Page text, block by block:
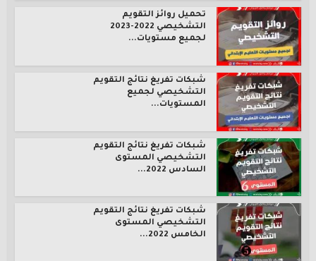
تحميل روائز التقويم
التشخيصي 2022-2023
لجميع مستويات...
شبكات تفريغ نتائج التقويم
التشخيصي لجميع
المستويات...
شبكات تفريغ نتائج التقويم
التشخيصي المستوى
السادس 2022...
شبكات تفريغ نتائج التقويم
التشخيصي المستوى
الخامس 2022...